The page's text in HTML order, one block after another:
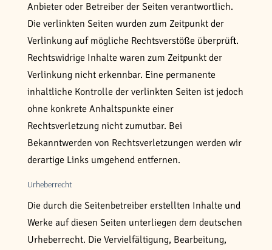
Anbieter oder Betreiber der Seiten verantwortlich.
Die verlinkten Seiten wurden zum Zeitpunkt der
Verlinkung auf mögliche Rechtsverstöße überprüft.
Rechtswidrige Inhalte waren zum Zeitpunkt der
Verlinkung nicht erkennbar. Eine permanente
inhaltliche Kontrolle der verlinkten Seiten ist jedoch
ohne konkrete Anhaltspunkte einer
Rechtsverletzung nicht zumutbar. Bei
Bekanntwerden von Rechtsverletzungen werden wir
derartige Links umgehend entfernen.
Urheberrecht
Die durch die Seitenbetreiber erstellten Inhalte und
Werke auf diesen Seiten unterliegen dem deutschen
Urheberrecht. Die Vervielfältigung, Bearbeitung,